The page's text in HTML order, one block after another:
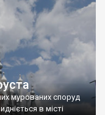
мурованих споруд
в місті